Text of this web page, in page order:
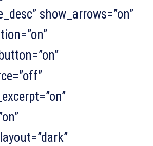
show_arrows=”on”